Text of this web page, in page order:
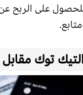
على الربح
مقابل 1000 مشاهدة